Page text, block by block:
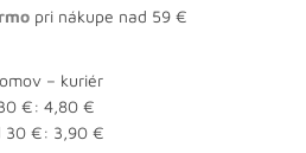
pri nákupe nad 59 €
– kuriér
€: 4,80 €
30 €: 3,90 €